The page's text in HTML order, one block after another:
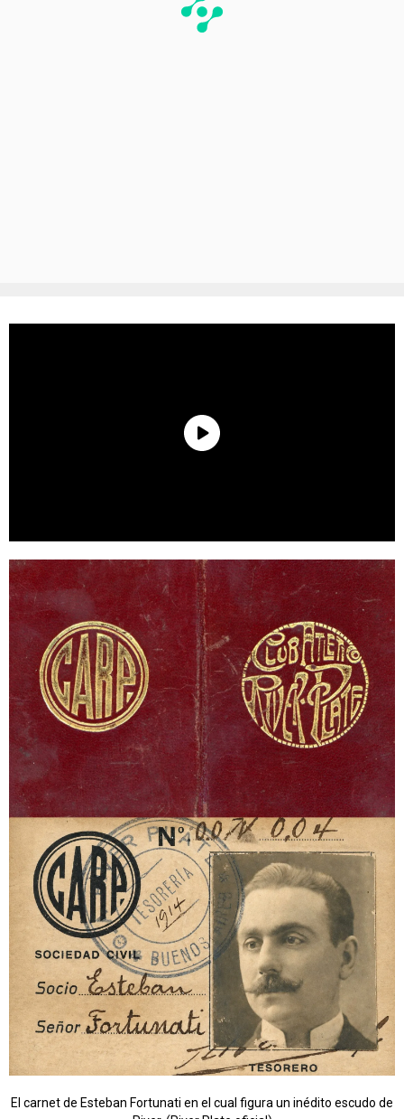
El carnet de Esteban Fortunati en el cual figura un inédito escudo de